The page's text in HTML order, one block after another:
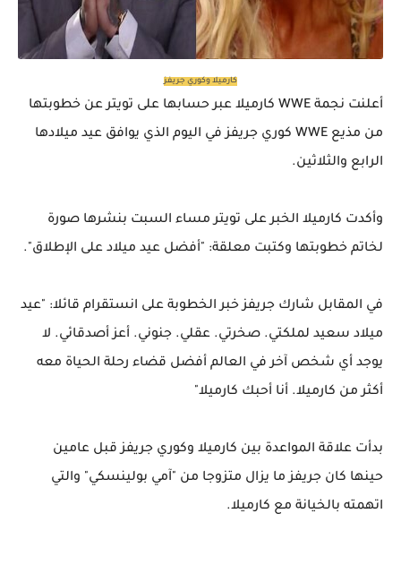
كارميلا وكوري جريفز
أعلنت نجمة WWE كارميلا عبر حسابها على تويتر عن خطوبتها
من مذيع WWE كوري جريفز في اليوم الذي يوافق عيد ميلادها
الرابع والثلاثين.
وأكدت كارميلا الخبر على تويتر مساء السبت بنشرها صورة
لخاتم خطوبتها وكتبت معلقة: "أفضل عيد ميلاد على الإطلاق".
في المقابل شارك جريفز خبر الخطوبة على انستقرام قائلا: "عيد
ميلاد سعيد لملكتي. صخرتي. عقلي. جنوني. أعز أصدقائي. لا
يوجد أي شخص آخر في العالم أفضل قضاء رحلة الحياة معه
أكثر من كارميلا. أنا أحبك كارميلا"
بدأت علاقة المواعدة بين كارميلا وكوري جريفز قبل عامين
حينها كان جريفز ما يزال متزوجا من "آمي بولينسكي" والتي
اتهمته بالخيانة مع كارميلا.